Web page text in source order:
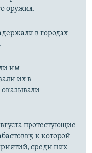
оружия.
в городах
им
их в
оказывали
протестующие
к которой
среди них